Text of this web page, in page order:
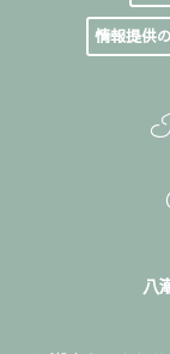
情報提供
八